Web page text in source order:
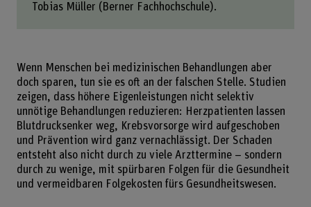
Tobias Müller (Berner Fachhochschule).
Wenn Menschen bei medizinischen Behandlungen aber
doch sparen, tun sie es oft an der falschen Stelle. Studien
zeigen, dass höhere Eigenleistungen nicht selektiv
unnötige Behandlungen reduzieren: Herzpatienten lassen
Blutdrucksenker weg, Krebsvorsorge wird aufgeschoben
und Prävention wird ganz vernachlässigt. Der Schaden
entsteht also nicht durch zu viele Arzttermine – sondern
durch zu wenige, mit spürbaren Folgen für die Gesundheit
und vermeidbaren Folgekosten fürs Gesundheitswesen.